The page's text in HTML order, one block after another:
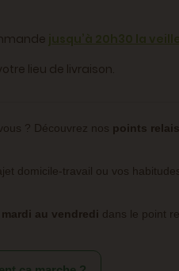
jusqu’à 20h30 la
lieu de livraison.
? Découvrez nos points
domicile-travail ou vos
mardi au vendredi dans le point